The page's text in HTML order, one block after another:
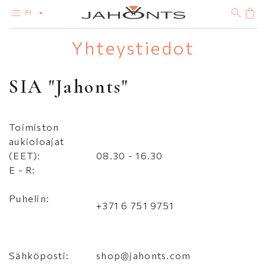
FI
KULTA
HOPEA
BIJOUTERIE
Yhteystiedot
SIA "Jahonts"
Toimiston
aukioloajat
(EET):
E - R:
08.30 - 16.30
Puhelin:
+371 6 751 9751
Sähköposti: shop@jahonts.com